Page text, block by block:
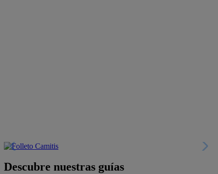
Descubre nuestras guías